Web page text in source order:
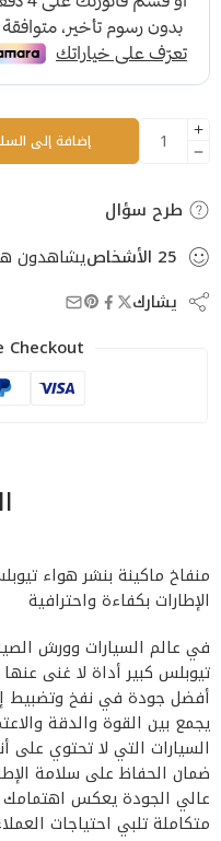
إضافة إلى
طرح سؤال
25 الأشخاصيشاهدون
يشارك
Checkout
منفاخ ماكينة بنشر هواء
الإطارات بكفاءة واحترافية
في عالم السيارات وورش
تيوبلس كبير أداة لا غنى
أفضل جودة في نفخ وتضبيط
يجمع بين القوة والدقة
السيارات التي لا تحتوي
ضمان الحفاظ على سلامة
عالي الجودة يعكس
متكاملة تلبي احتياجات